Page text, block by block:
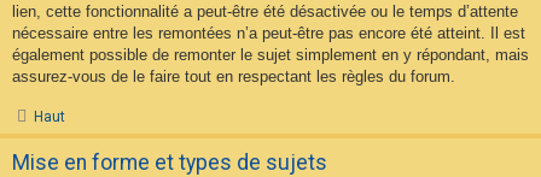
lien, cette fonctionnalité a peut-être été désactivée ou le temps d’attente
nécessaire entre les remontées n’a peut-être pas encore été atteint. Il est
également possible de remonter le sujet simplement en y répondant, mais
assurez-vous de le faire tout en respectant les règles du forum.
Haut
Mise en forme et types de sujets